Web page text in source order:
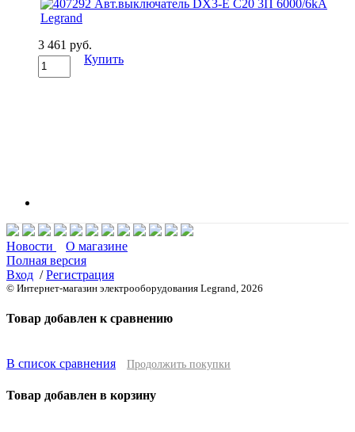
3 461 руб.
Купить
Новости
О магазине
Полная версия
Вход /Регистрация
© Интернет-магазин электрооборудования Legrand, 2026
Товар добавлен к сравнению
В список сравнения Продолжить покупки
Товар добавлен в корзину